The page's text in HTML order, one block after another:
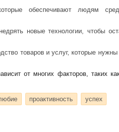
обеспечивают людям
новые технологии, чтобы
товаров и услуг, которые
от многих факторов, таких
проактивность успех